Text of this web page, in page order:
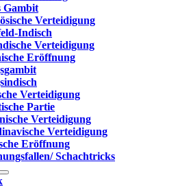
Gambit
Verteidigung
Indisch
Verteidigung
Eröffnung
Verteidigung
Partie
Verteidigung
Verteidigung
Eröffnung
Schachtricks